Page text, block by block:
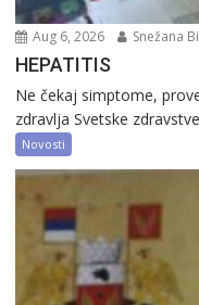
Aug 6, 2026 Snežana
HEPATITIS
Ne čekaj simptome,
zdravlja Svetske
Novosti